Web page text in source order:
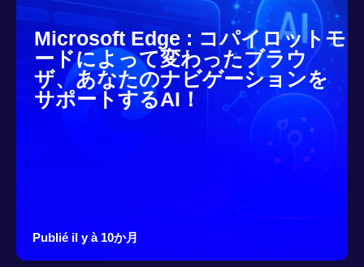
Microsoft Edge : コパイロットモ
ードによって変わったブラウ
ザ、あなたのナビゲーションを
サポートするAI！
Publié il y à 10か月